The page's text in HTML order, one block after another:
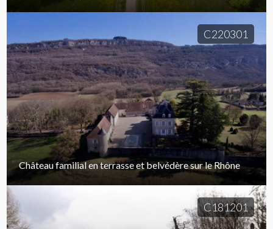
C220301
Château familial en terrasse et belvédère sur le Rhône
C181201